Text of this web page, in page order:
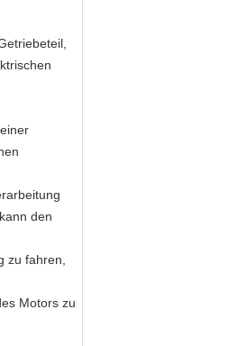
den
zu fahren,
Motors zu